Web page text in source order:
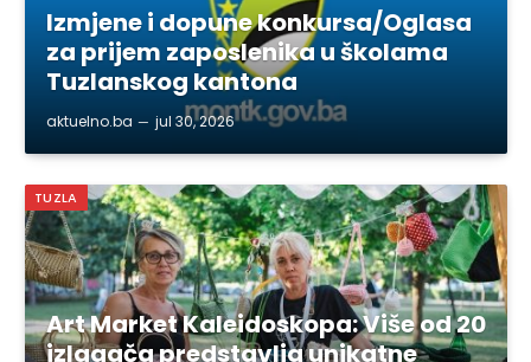
Izmjene i dopune konkursa/Oglasa
za prijem zaposlenika u školama
Tuzlanskog kantona
aktuelno.ba jul 30, 2026
TUZLA
Art Market Kaleidoskopa: Više od 20
izlagača predstavlja unikatne